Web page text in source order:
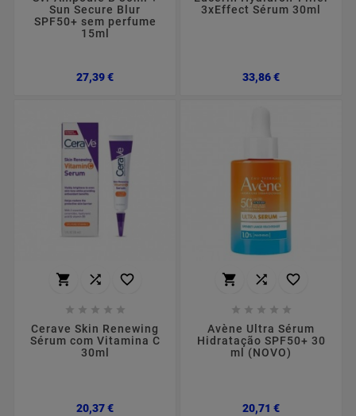
Sun Secure Blur
SPF50+ sem perfume
15ml
27,39 €Preço
3xEffect Sérum 30ml
33,86 €Preço
  
    
Cerave Skin Renewing
Sérum com Vitamina C
30ml
20,37 €Preço
  
    
Avène Ultra Sérum
Hidratação SPF50+ 30
ml (NOVO)
20,71 €Preço